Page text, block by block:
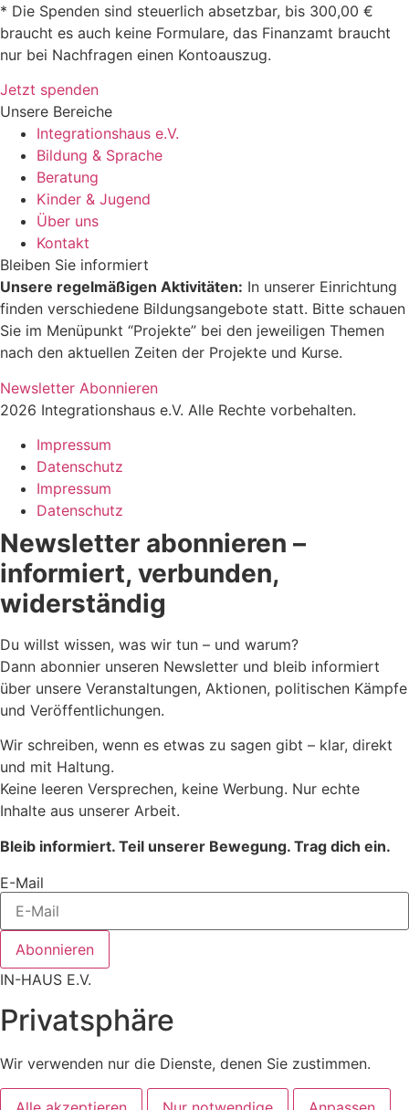
* Die Spenden sind steuerlich absetzbar, bis 300,00 €
braucht es auch keine Formulare, das Finanzamt braucht
nur bei Nachfragen einen Kontoauszug.
Jetzt spenden
Unsere Bereiche
Integrationshaus e.V.
Bildung & Sprache
Beratung
Kinder & Jugend
Über uns
Kontakt
Bleiben Sie informiert
Unsere regelmäßigen Aktivitäten: In unserer Einrichtung
finden verschiedene Bildungsangebote statt. Bitte schauen
Sie im Menüpunkt “Projekte” bei den jeweiligen Themen
nach den aktuellen Zeiten der Projekte und Kurse.
Newsletter Abonnieren
2026 Integrationshaus e.V. Alle Rechte vorbehalten.
Impressum
Datenschutz
Impressum
Datenschutz
Newsletter abonnieren –
informiert, verbunden,
widerständig
Du willst wissen, was wir tun – und warum?
Dann abonnier unseren Newsletter und bleib informiert
über unsere Veranstaltungen, Aktionen, politischen Kämpfe
und Veröffentlichungen.
Wir schreiben, wenn es etwas zu sagen gibt – klar, direkt
und mit Haltung.
Keine leeren Versprechen, keine Werbung. Nur echte
Inhalte aus unserer Arbeit.
Bleib informiert. Teil unserer Bewegung. Trag dich ein.
E-Mail
Abonnieren
IN-HAUS E.V.
Privatsphäre
Wir verwenden nur die Dienste, denen Sie zustimmen.